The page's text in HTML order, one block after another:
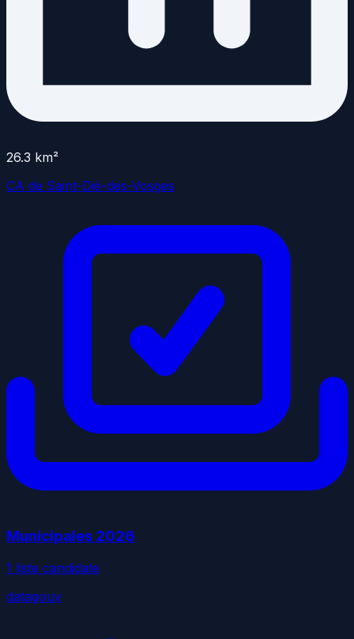
26.3 km²
CA de Saint-Dié-des-Vosges
Municipales 2026
1 liste candidate
datagouv